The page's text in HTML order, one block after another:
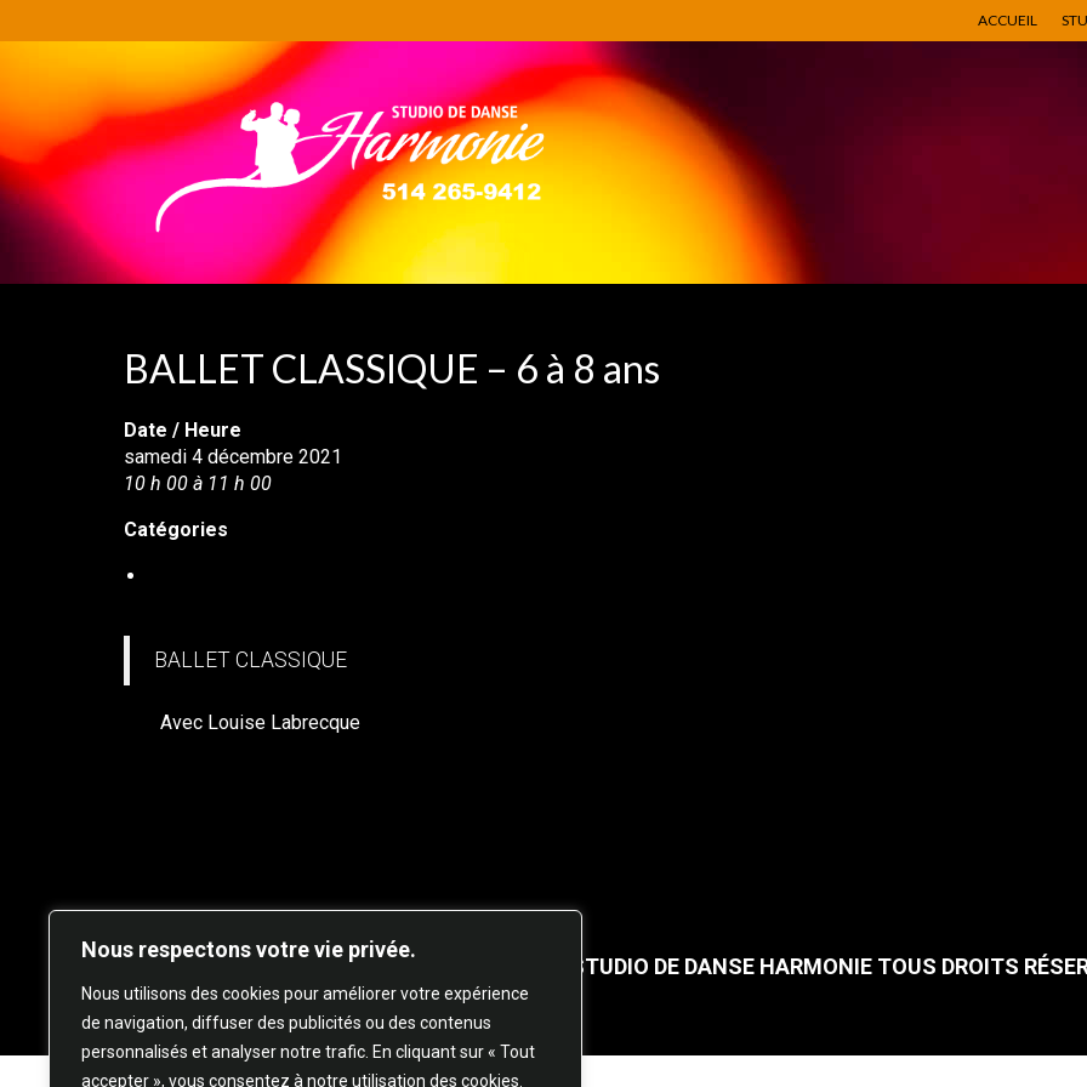
Nous respectons votre vie privée.
Nous utilisons des cookies pour améliorer votre expérience
de navigation, diffuser des publicités ou des contenus
personnalisés et analyser notre trafic. En cliquant sur « Tout
accepter », vous consentez à notre utilisation des cookies.
ACCUEIL
BALLET CLASSIQUE – 6 à 8 ans
Date / Heure
samedi 4 décembre 2021
10 h 00 à 11 h 00
Catégories
BALLET CLASSIQUE
Avec Louise Labrecque
© 2025 STUDIO DE DANSE HARMONIE TOUS DROITS